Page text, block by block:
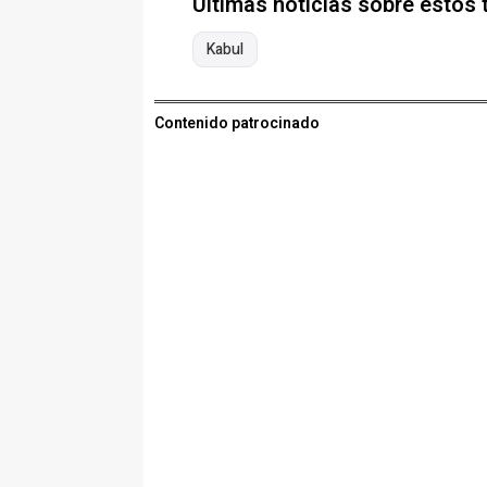
Kabul
Contenido patrocinado